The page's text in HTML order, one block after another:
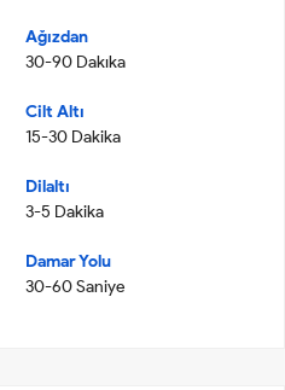
Ağızdan
30-90 Dakıka
Cilt Altı
15-30 Dakika
Dilaltı
3-5 Dakika
Damar Yolu
30-60 Saniye